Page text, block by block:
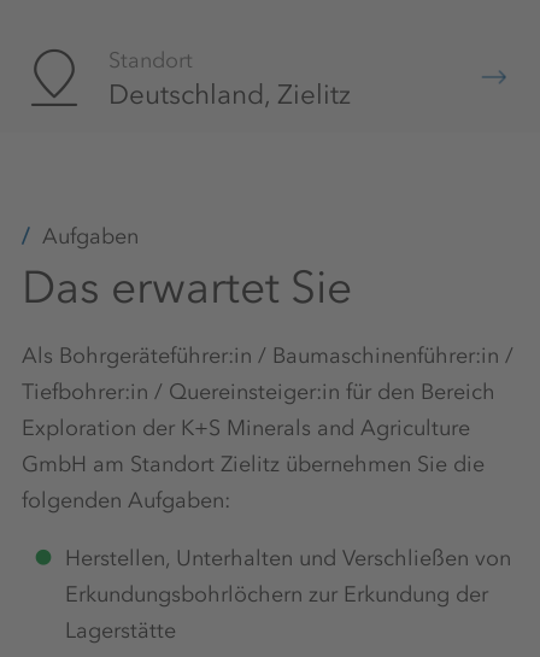
Standort
Deutschland, Zielitz
Aufgaben
Das erwartet Sie
Als Bohrgeräteführer:in / Baumaschinenführer:in /
Tiefbohrer:in / Quereinsteiger:in für den Bereich
Exploration der K+S Minerals and Agriculture
GmbH am Standort Zielitz übernehmen Sie die
folgenden Aufgaben:
Herstellen, Unterhalten und Verschließen von
Erkundungsbohrlöchern zur Erkundung der
Lagerstätte